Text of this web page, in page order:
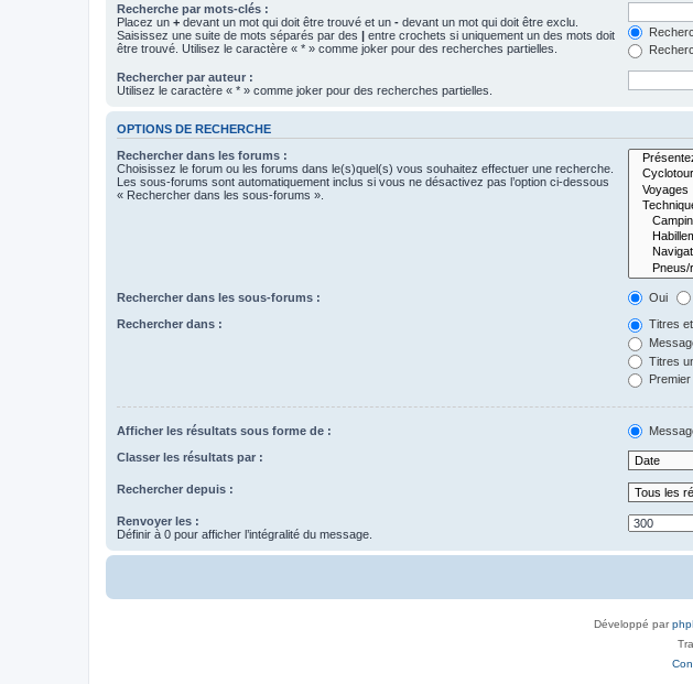
Recherche par mots-clés :
Placez un + devant un mot qui doit être trouvé et un - devant un mot qui doit être exclu.
Saisissez une suite de mots séparés par des | entre crochets si uniquement un des mots doit
être trouvé. Utilisez le caractère « * » comme joker pour des recherches partielles.
Rechercher par auteur :
Utilisez le caractère « * » comme joker pour des recherches partielles.
OPTIONS DE RECHERCHE
Rechercher dans les forums :
Choisissez le forum ou les forums dans le(s)quel(s) vous souhaitez effectuer une recherche.
Les sous-forums sont automatiquement inclus si vous ne désactivez pas l’option ci-dessous
« Rechercher dans les sous-forums ».
Rechercher dans les sous-forums : Oui
Rechercher dans :
Titres
Titres
Afficher les résultats sous forme de :
Classer les résultats par :
Rechercher depuis :
Renvoyer les :
Définir à 0 pour afficher l’intégralité du message.
Développé par